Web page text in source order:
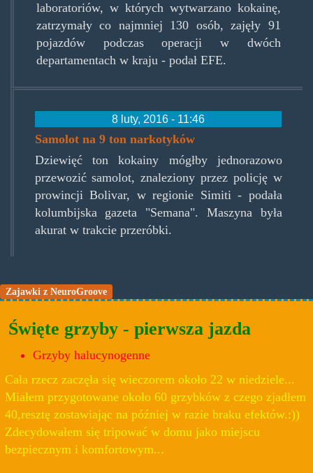
laboratoriów, w których wytwarzano kokainę,
zatrzymały co najmniej 130 osób, zajęły 91
pojazdów podczas operacji w dwóch
departamentach w kraju - podał EFE.
8 luty, 2016 - 11:46
Samolot na 9 ton narkotyków
Dziewięć ton kokainy mógłby jednorazowo
przewozić samolot, znaleziony przez policję w
prowincji Bolivar, w regionie Simiti - podała
kolumbijska gazeta "Semana". Maszyna była
akurat w trakcie przeróbki.
Zajawki z NeuroGroove
Święte grzyby - pierwsza jazda
Grzyby halucynogenne
Cała rzecz zaczęła się wieczorem około 22 w niedziele...
Miałem przygotowane około 60 grzybków z czego zjadłem
40,resztę zostawiając na później w razie braku efektów.:))
Zdecydowałem się tripować w domu jako miejscu
bezpiecznym i komfortowym...